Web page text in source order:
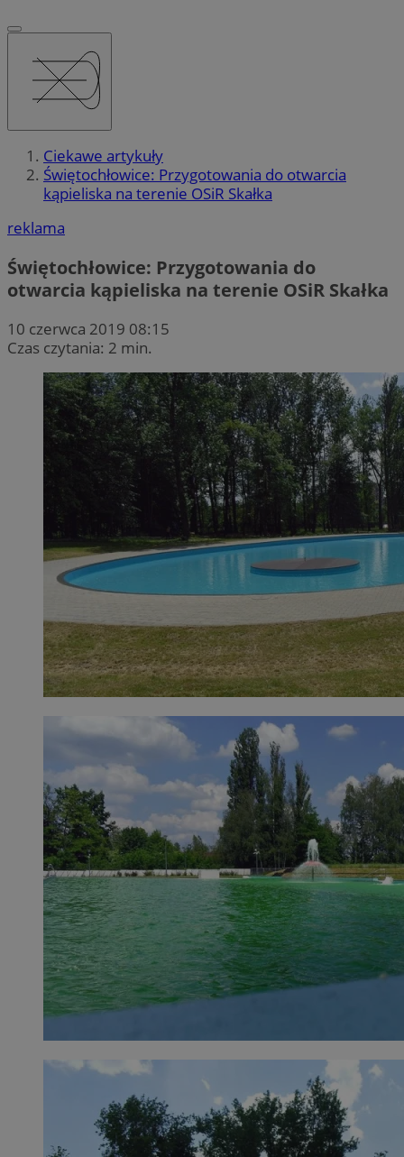
Ciekawe artykuły
Świętochłowice: Przygotowania do otwarcia
kąpieliska na terenie OSiR Skałka
reklama
Świętochłowice: Przygotowania do
otwarcia kąpieliska na terenie OSiR Skałka
10 czerwca 2019 08:15
Czas czytania: 2 min.